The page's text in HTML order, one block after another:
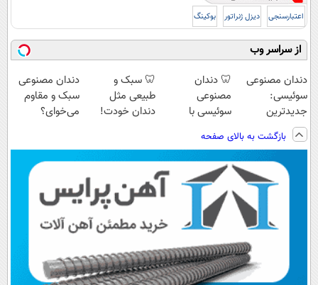
اعتبارسنجی دیزل ژنراتور بوکینگ
از سراسر وب
دندان مصنوعی
سوئیسی:
جدیدترین
فناوری اروپا،
سبک و مقاوم |
پرداخت قسطی
🦷 دندان
مصنوعی
سوئیسی با
دیجیتال |
پرداخت در 4
قسط |📍 تهران
🦷 سبک و
طبیعی مثل
دندان خودت!
💳 📍 تهران
دندان مصنوعی
سبک و مقاوم
می‌خوای؟
📍تهران
بازگشت به بالای صفحه